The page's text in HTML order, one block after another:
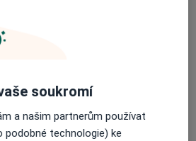
159A,
kalendář není aktivní
udělat?
soukromí
a našim partnerům používat
podobné technologie) ke